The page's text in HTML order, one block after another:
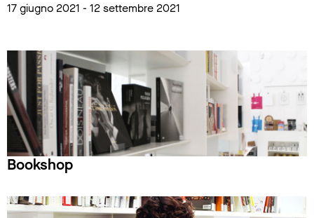
17 giugno 2021 - 12 settembre 2021
Bookshop